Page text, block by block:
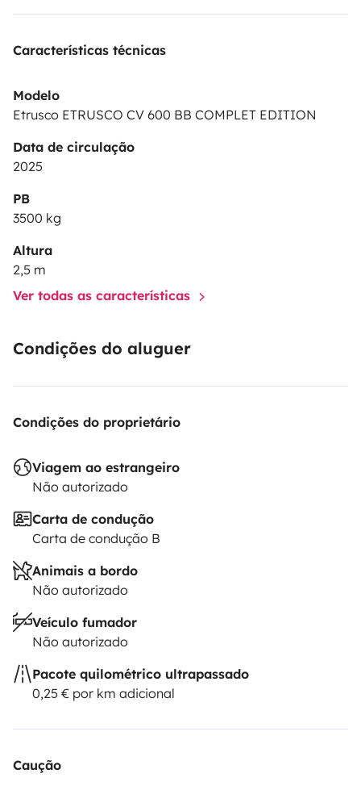
Características técnicas
Modelo
Etrusco ETRUSCO CV 600 BB COMPLET EDITION
Data de circulação
2025
PB
3500 kg
Altura
2,5 m
Ver todas as características
Condições do aluguer
Condições do proprietário
Viagem ao estrangeiro
Não autorizado
Carta de condução
Carta de condução B
Animais a bordo
Não autorizado
Veículo fumador
Não autorizado
Pacote quilométrico ultrapassado
0,25 € por km adicional
Caução